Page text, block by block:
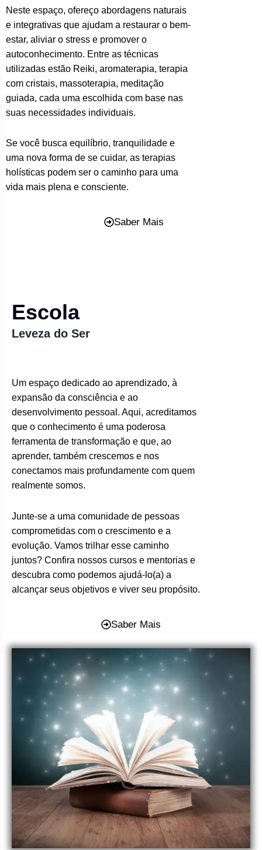
Neste espaço, ofereço abordagens naturais
e integrativas que ajudam a restaurar o bem-
estar, aliviar o stress e promover o
autoconhecimento. Entre as técnicas
utilizadas estão Reiki, aromaterapia, terapia
com cristais, massoterapia, meditação
guiada, cada uma escolhida com base nas
suas necessidades individuais.
Se você busca equilíbrio, tranquilidade e
uma nova forma de se cuidar, as terapias
holísticas podem ser o caminho para uma
vida mais plena e consciente.
Saber Mais
Escola
Leveza do Ser
Um espaço dedicado ao aprendizado, à
expansão da consciência e ao
desenvolvimento pessoal. Aqui, acreditamos
que o conhecimento é uma poderosa
ferramenta de transformação e que, ao
aprender, também crescemos e nos
conectamos mais profundamente com quem
realmente somos.
Junte-se a uma comunidade de pessoas
comprometidas com o crescimento e a
evolução. Vamos trilhar esse caminho
juntos? Confira nossos cursos e mentorias e
descubra como podemos ajudá-lo(a) a
alcançar seus objetivos e viver seu propósito.
Saber Mais